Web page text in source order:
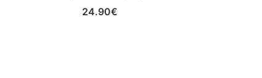
24.90€